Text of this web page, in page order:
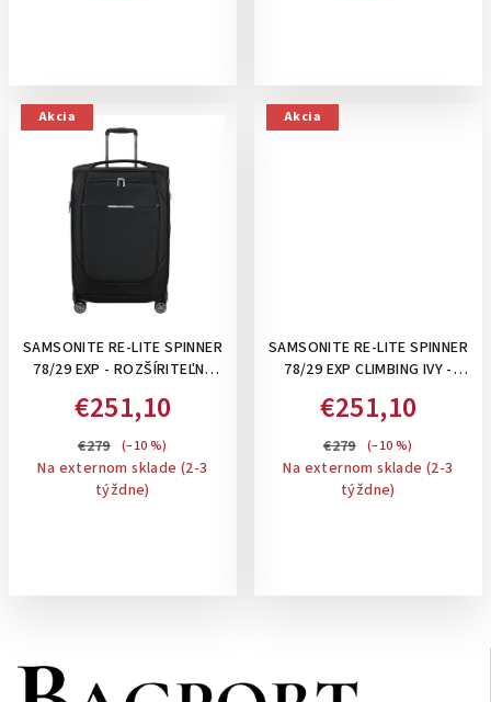
Akcia
SAMSONITE RE-LITE SPINNER
78/29 EXP - ROZŠÍRITEĽNÝ
BALIACE KOCKY A
PERSONIFIKAČNÉ NÁLEPKY V
CENE: BLACK
€251,10
€279 (–10 %)
Na externom sklade (2-3
týždne)
Akcia
SAMSONITE RE-LITE SPINNER
78/29 EXP CLIMBING IVY -
VEĽKÝ KUFOR + BALIACE
KOCKY A PERSONIFIKAČNÉ
NÁLEPKY
€251,10
€279 (–10 %)
Na externom sklade (2-3
týždne)